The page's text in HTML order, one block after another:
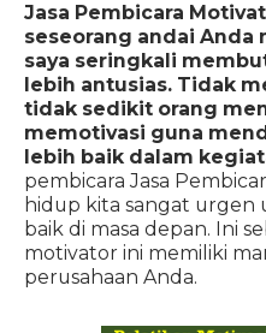
Jasa Pembicara
seseorang andai Anda
saya seringkali
lebih antusias. Tidak
tidak sedikit orang
memotivasi guna
lebih baik dalam
pembicara Jasa
hidup kita sangat
baik di masa depan. Ini
motivator ini memiliki
perusahaan Anda.